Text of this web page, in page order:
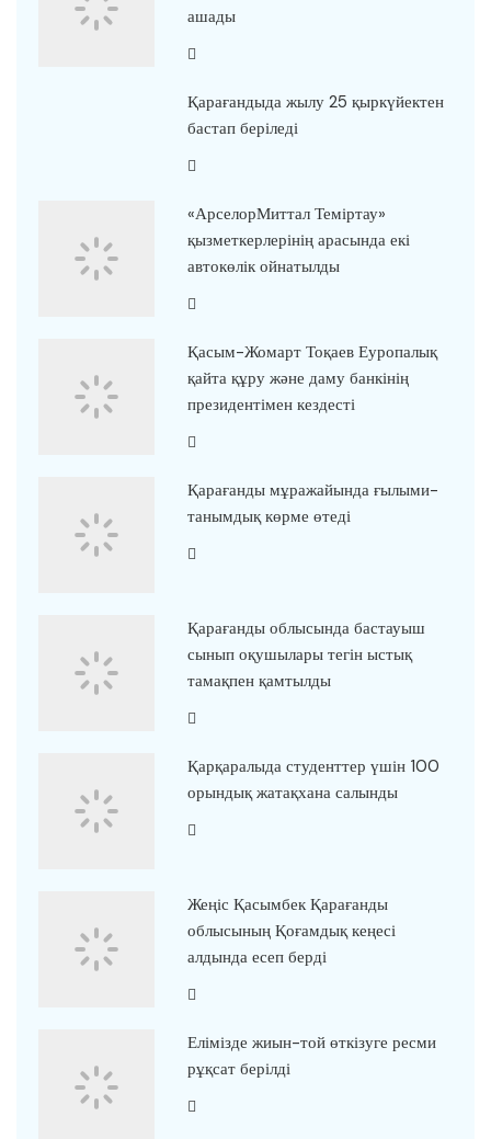
ашады
Қарағандыда жылу 25 қыркүйектен
бастап беріледі
«АрселорМиттал Теміртау»
қызметкерлерінің арасында екі
автокөлік ойнатылды
Қасым-Жомарт Тоқаев Еуропалық
қайта құру және даму банкінің
президентімен кездесті
Қарағанды мұражайында ғылыми-
танымдық көрме өтеді
Қарағанды облысында бастауыш
сынып оқушылары тегін ыстық
тамақпен қамтылды
Қарқаралыда студенттер үшін 100
орындық жатақхана салынды
Жеңіс Қасымбек Қарағанды
облысының Қоғамдық кеңесі
алдында есеп берді
Елімізде жиын-той өткізуге ресми
рұқсат берілді